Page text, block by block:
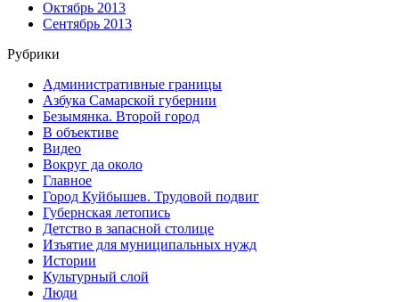
Октябрь 2013
Сентябрь 2013
Рубрики
Административные границы
Азбука Самарской губернии
Безымянка. Второй город
В объективе
Видео
Вокруг да около
Главное
Город Куйбышев. Трудовой подвиг
Губернская летопись
Детство в запасной столице
Изъятие для муниципальных нужд
Истории
Культурный слой
Люди